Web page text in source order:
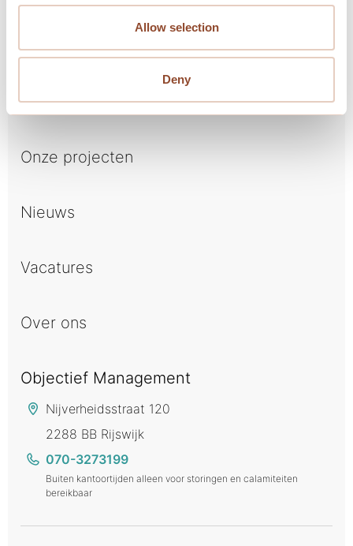
Allow selection
Deny
Dienstverlening
Onze projecten
Nieuws
Vacatures
Over ons
Objectief Management
Nijverheidsstraat 120
2288 BB Rijswijk
070-3273199
Buiten kantoortijden alleen voor storingen en calamiteiten
bereikbaar